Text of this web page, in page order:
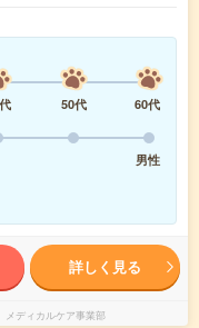
50代
60代
男性
詳しく見る
ディカルケア事業部